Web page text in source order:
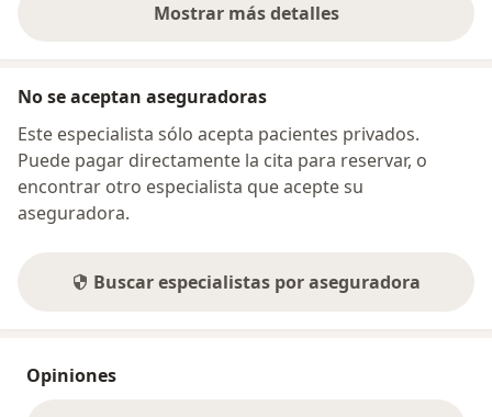
Mostrar más detalles
sobre la dirección
No se aceptan aseguradoras
Este especialista sólo acepta pacientes privados.
Puede pagar directamente la cita para reservar, o
encontrar otro especialista que acepte su
aseguradora.
Buscar especialistas por aseguradora
Opiniones